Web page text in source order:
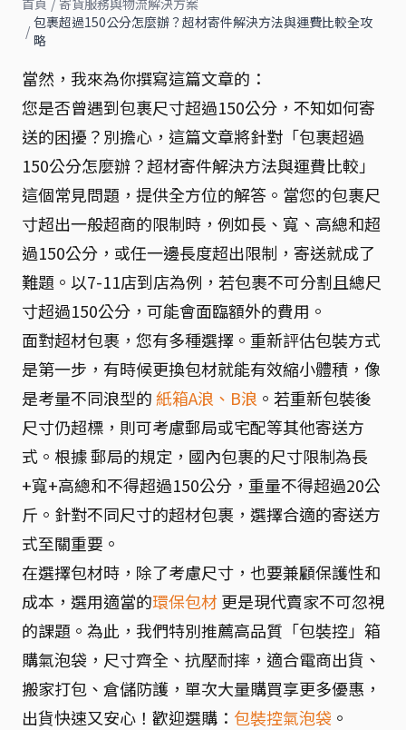
/ 包裹超過150公分怎麼辦？超材寄件解決方法與運費比較全攻
略
當然，我來為你撰寫這篇文章的：
您是否曾遇到包裹尺寸超過150公分，不知如何寄
送的困擾？別擔心，這篇文章將針對「包裹超過
150公分怎麼辦？超材寄件解決方法與運費比較」
這個常見問題，提供全方位的解答。當您的包裹尺
寸超出一般超商的限制時，例如長、寬、高總和超
過150公分，或任一邊長度超出限制，寄送就成了
難題。以7-11店到店為例，若包裹不可分割且總尺
寸超過150公分，可能會面臨額外的費用。
面對超材包裹，您有多種選擇。重新評估包裝方式
是第一步，有時候更換包材就能有效縮小體積，像
是考量不同浪型的紙箱A浪、B浪 。若重新包裝後
尺寸仍超標，則可考慮郵局或宅配等其他寄送方
式。根據 郵局的規定，國內包裹的尺寸限制為長
+寬+高總和不得超過150公分，重量不得超過20公
斤。針對不同尺寸的超材包裹，選擇合適的寄送方
式至關重要。
在選擇包材時，除了考慮尺寸，也要兼顧保護性和
成本，選用適當的環保包材更是現代賣家不可忽視
的課題。為此，我們特別推薦高品質「包裝控」箱
購氣泡袋，尺寸齊全、抗壓耐摔，適合電商出貨、
搬家打包、倉儲防護，單次大量購買享更多優惠，
出貨快速又安心！歡迎選購： 包裝控氣泡袋 。